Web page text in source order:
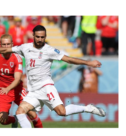
Bénin
Aliko